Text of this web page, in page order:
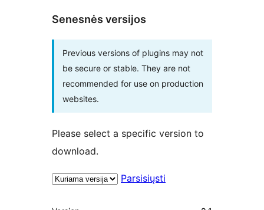
Senesnės versijos
Previous versions of plugins may not
be secure or stable. They are not
recommended for use on production
websites.
Please select a specific version to
download.
Parsisiųsti
Metainformacija